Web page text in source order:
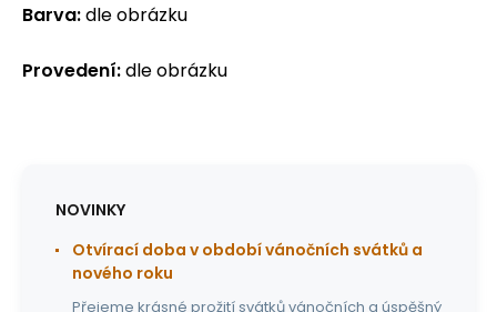
Barva:dle obrázku
Provedení:dle obrázku
NOVINKY
Otvírací doba v období vánočních svátků a
nového roku
Přejeme krásné prožití svátků vánočních a úspěšný